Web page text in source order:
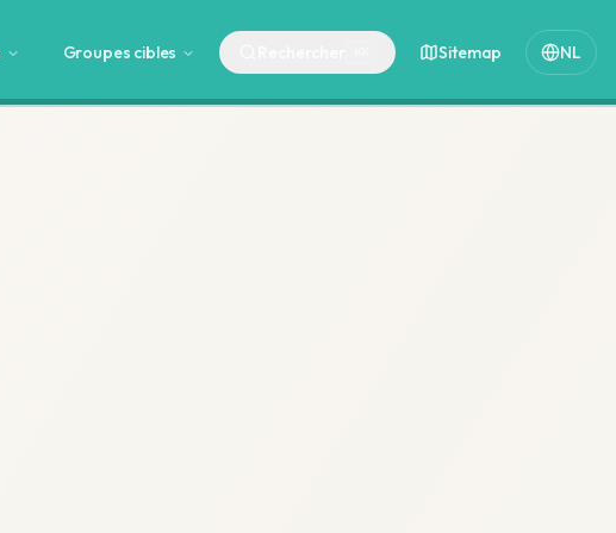
Groupes cibles Sitemap NL